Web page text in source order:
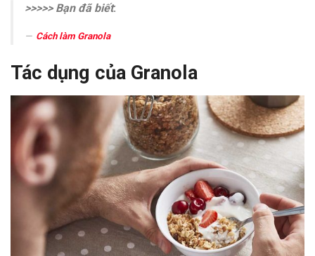
>>>>> Bạn đã biết:
Cách làm Granola
Tác dụng của Granola